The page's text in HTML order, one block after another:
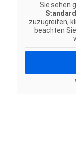
Sie sehen
Standard
zuzugreifen,
beachten